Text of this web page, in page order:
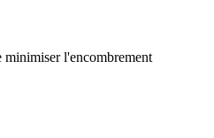
minimiser l'encombrement